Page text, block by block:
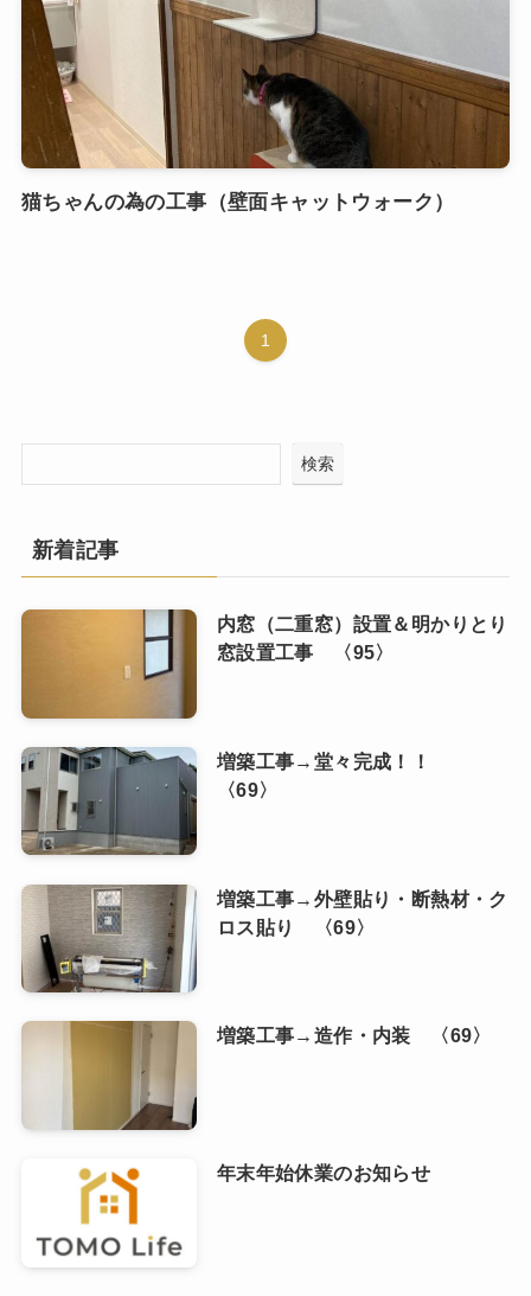
猫ちゃんの為の工事（壁面キャットウォーク）
1
検索
新着記事
内窓（二重窓）設置＆明かりとり
窓設置工事 〈95〉
増築工事→堂々完成！！
〈69〉
増築工事→外壁貼り・断熱材・ク
ロス貼り 〈69〉
増築工事→造作・内装 〈69〉
年末年始休業のお知らせ